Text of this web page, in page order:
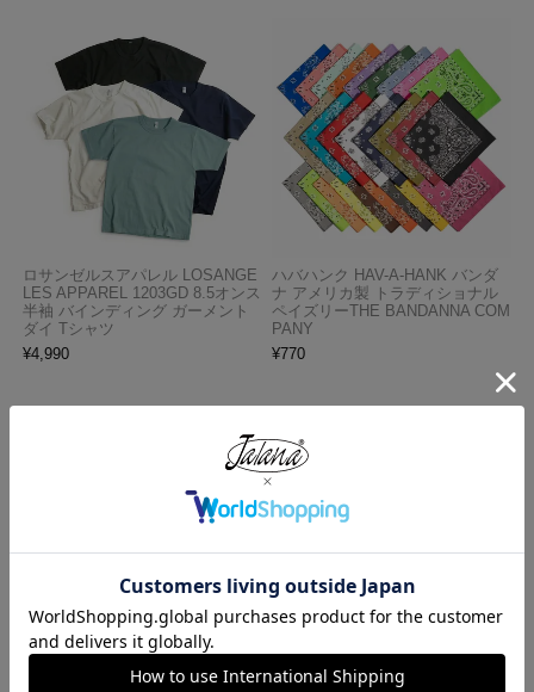
ロサンゼルスアパレル LOSANGE
LES APPAREL 1203GD 8.5オンス
半袖 バインディング ガーメント
ダイ Tシャツ
¥4,990
ハバハンク HAV-A-HANK バンダ
ナ アメリカ製 トラディショナル
ペイズリーTHE BANDANNA COM
PANY
¥770